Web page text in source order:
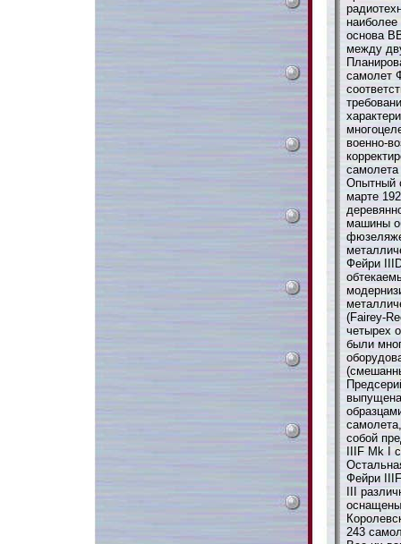
основа
между
самолет
военно-
Опытный
марте
машины
Фейри
(Fairey-
четырех
были
собой
IIIF Mk I
Фейри
III
243